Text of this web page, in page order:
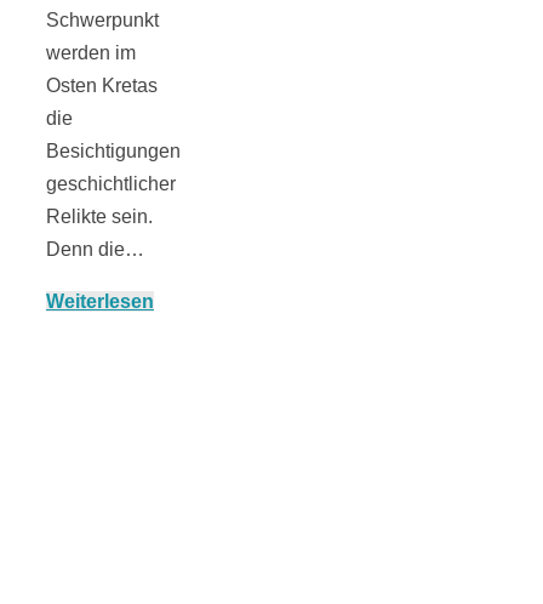
Schwerpunkt
werden im
Osten Kretas
die
Besichtigungen
geschichtlicher
Relikte sein.
Denn die…
Weiterlesen